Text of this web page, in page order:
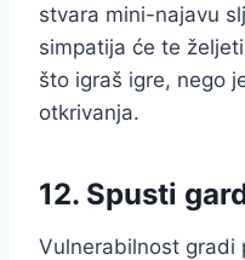
stvara mini-najavu
simpatija će te
što igraš igre, nego
otkrivanja.
12. Spusti
Vulnerabilnost gradi